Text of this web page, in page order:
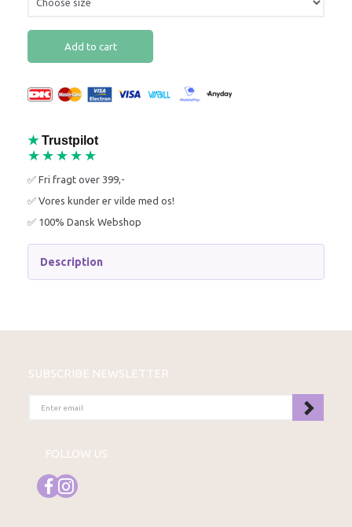
Add to cart
★ Trustpilot
★★★★★
✅ Fri fragt over 399,-
✅ Vores kunder er vilde med os!
✅ 100% Dansk Webshop
Description
SUBSCRIBE NEWSLETTER
EMAIL
FOLLOW US